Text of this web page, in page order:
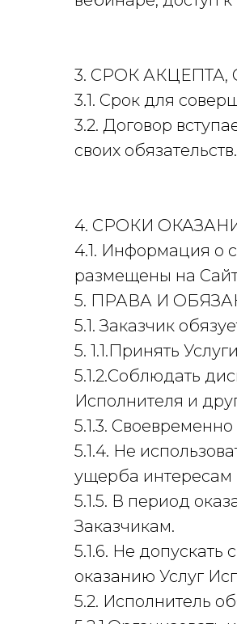
3. СРОК
3.1. Срок для
3.2. Договор
своих обязательств.
4. СРОКИ
4.1. Информация о
размещены на
5. ПРАВА И
5.1. Заказчик
5. 1.1.Принять
5.1.2.Соблюдать
Исполнителя и
5.1.3.
5.1.4. Не
ущерба интересам
5.1.5. В период
Заказчикам.
5.1.6. Не
оказанию Услуг
5.2. Исполнитель